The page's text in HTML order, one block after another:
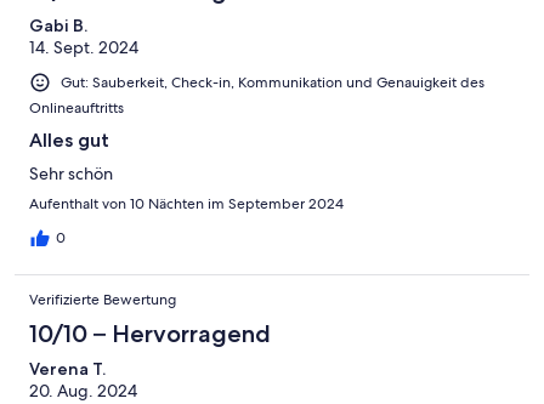
Gabi B.
14. Sept. 2024
Gut: Sauberkeit, Check-in, Kommunikation und Genauigkeit des
Onlineauftritts
Alles gut
Sehr schön
Aufenthalt von 10 Nächten im September 2024
0
Verifizierte Bewertung
10/10 – Hervorragend
Verena T.
20. Aug. 2024